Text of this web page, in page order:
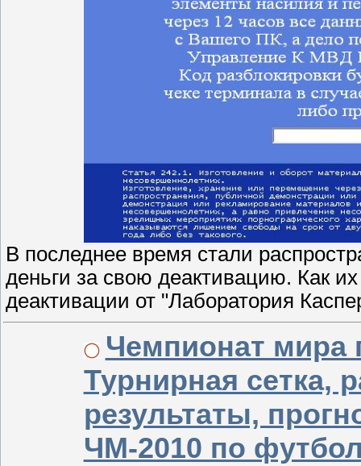
В последнее время стали
деньги за свою деактивацию. Как
деактивации от "Лаборатория
Чемпионат мира
Турнирная сетка,
результаты,
ЧМ-2010 по